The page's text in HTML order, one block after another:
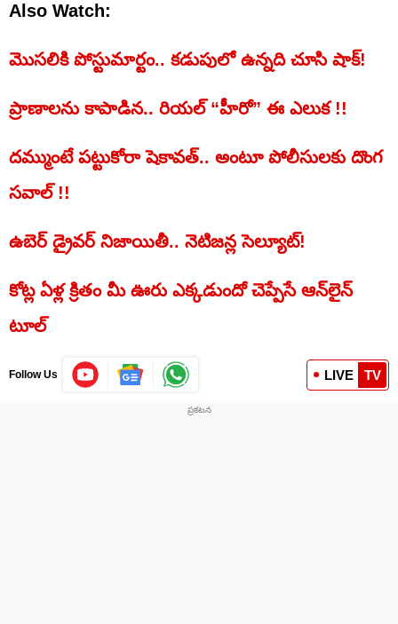
Also Watch:
మొసలికి పోస్టుమార్టం.. కడుపులో ఉన్నది చూసి షాక్‌!
ప్రాణాలను కాపాడిన.. రియల్‌ “హీరో” ఈ ఎలుక !!
దమ్ముంటే పట్టుకోరా షెకావత్.. అంటూ పోలీసులకు దొంగ
సవాల్‌ !!
ఉబెర్‌ డ్రైవర్‌ నిజాయితీ.. నెటిజన్ల సెల్యూట్‌!
కోట్ల ఏళ్ల క్రితం మీ ఊరు ఎక్కడుందో చెప్పేసే ఆన్‌లైన్
టూల్
Follow Us LIVE TV